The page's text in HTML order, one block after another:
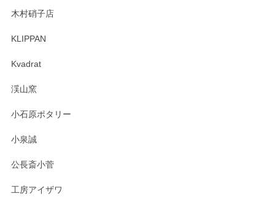
淡いグリーンのカラーがとても可愛いです❤️ ありがとうござ
木村硝子店
KLIPPAN
Kvadrat
渓山窯
小石原ポタリー
小泉誠
公長斎小菅
工房アイザワ